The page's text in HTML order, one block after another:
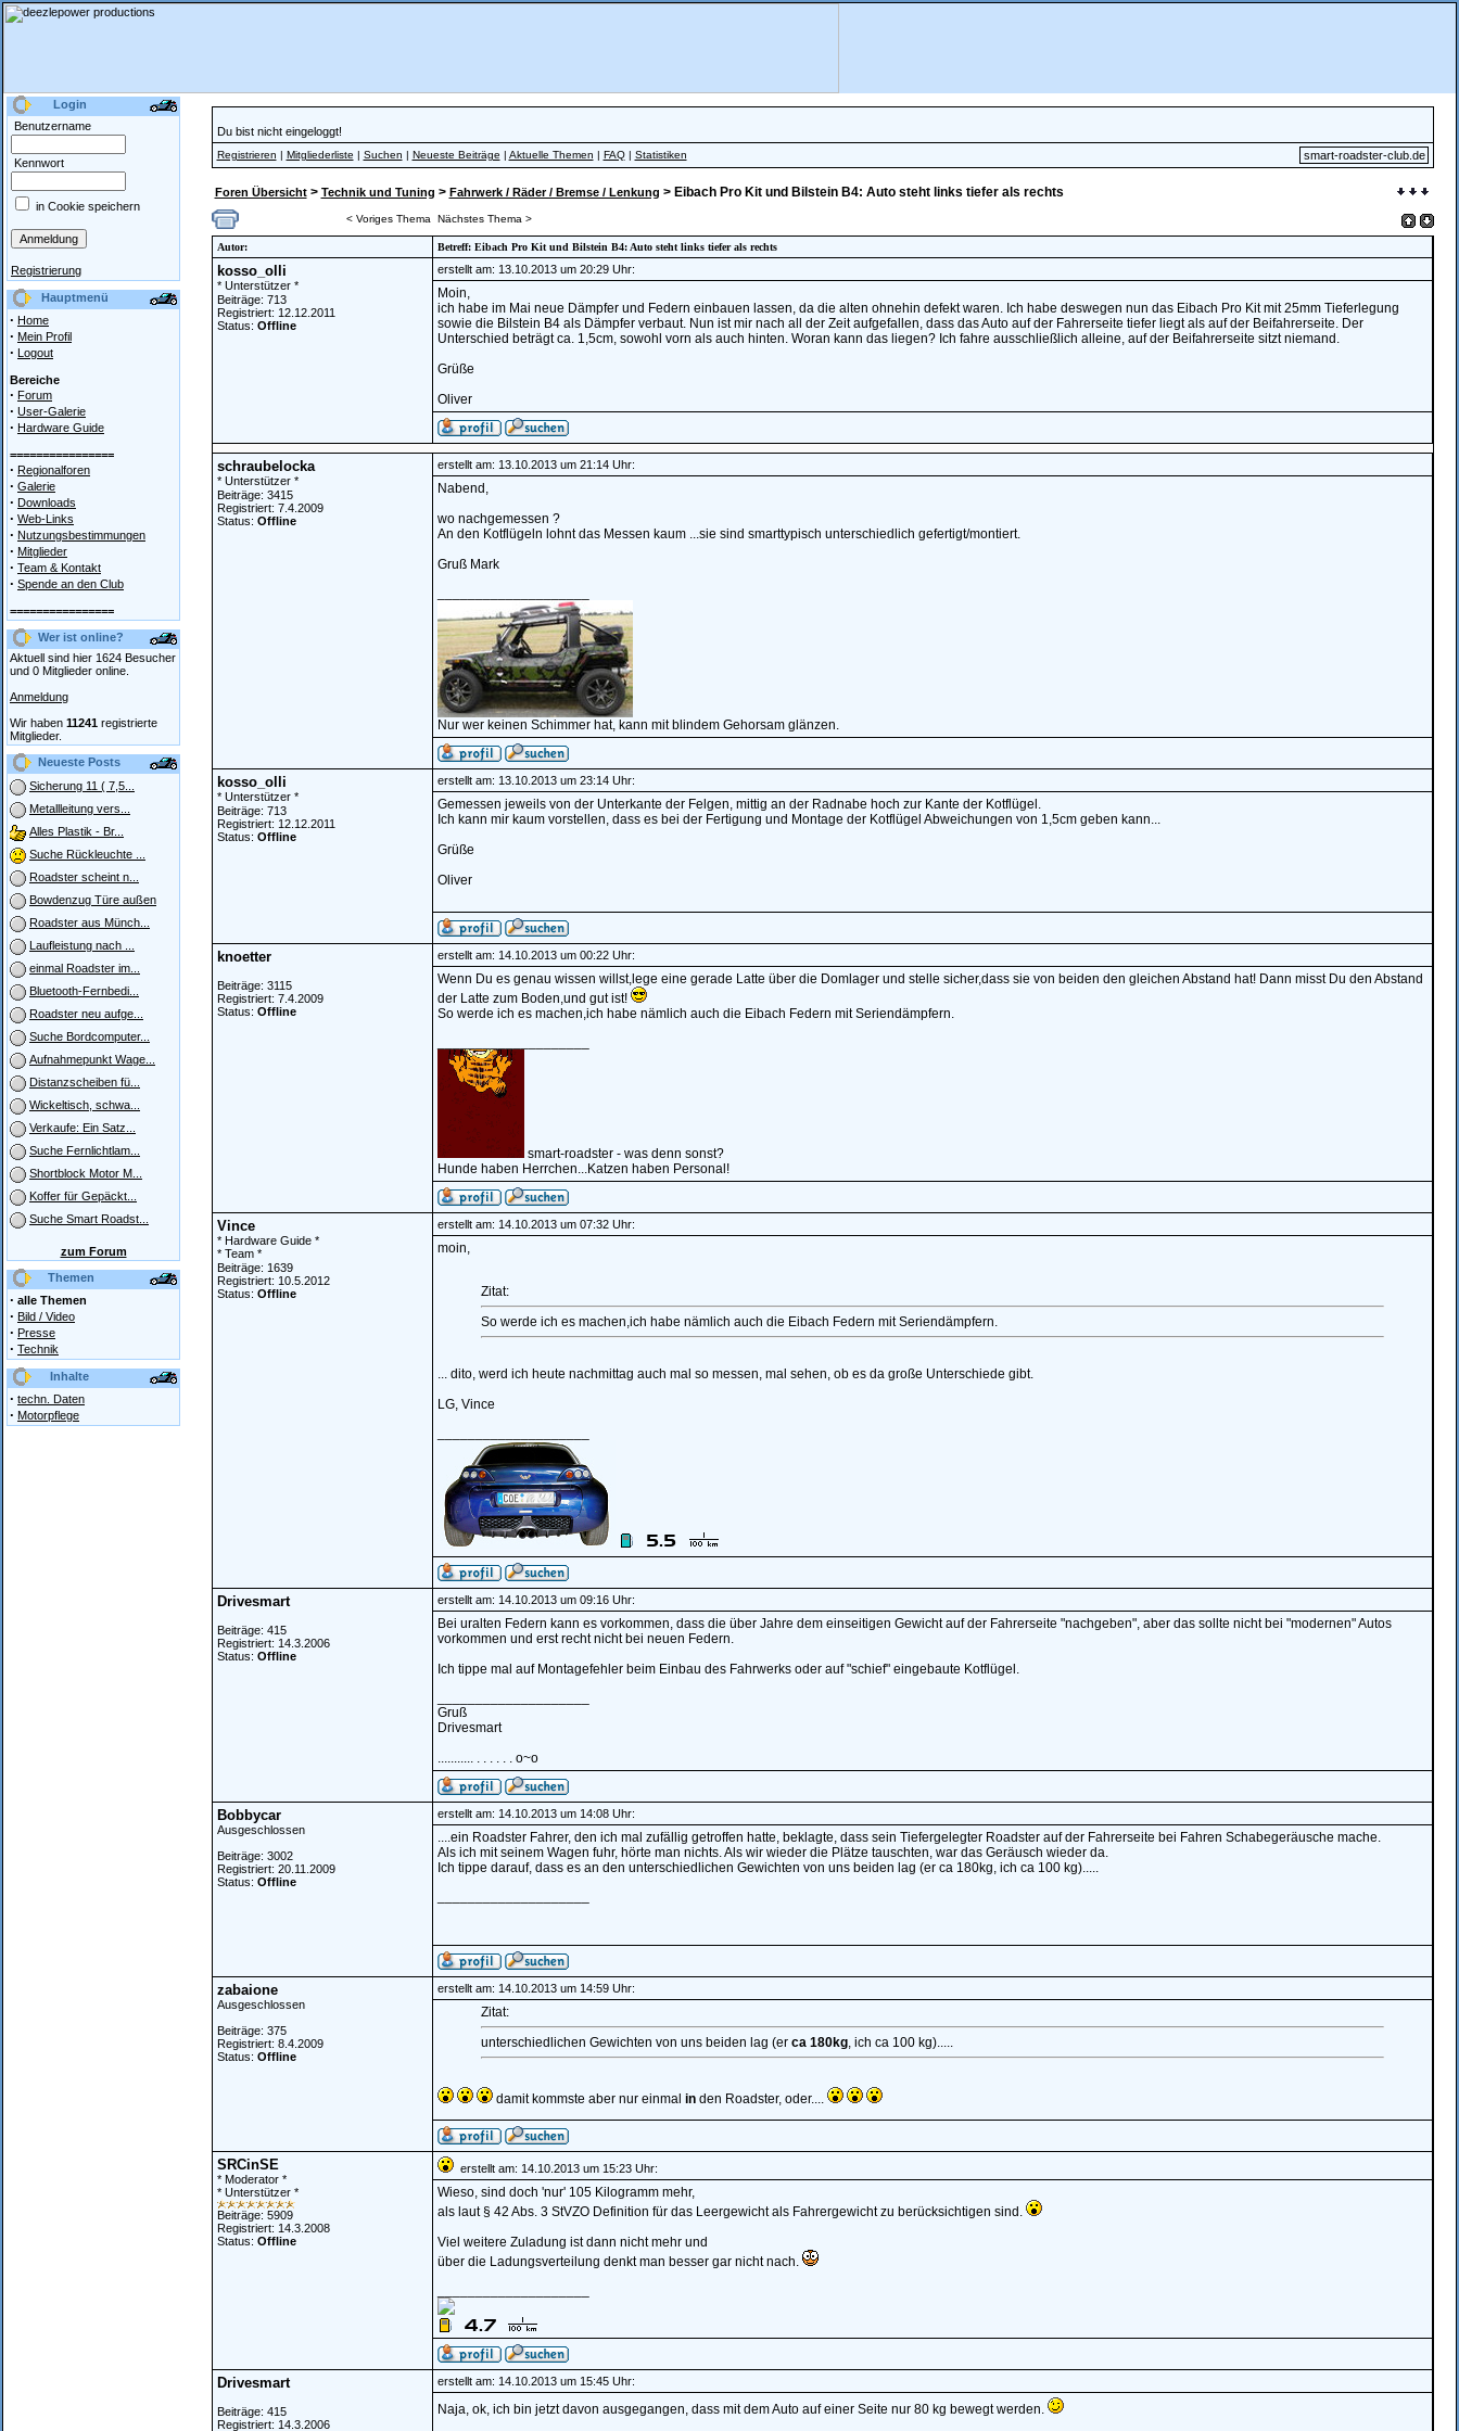
Login
Benutzername
Kennwort
in Cookie speichern
Registrierung
Hauptmenü
· Home
· Mein Profil
· Logout
Bereiche
· Forum
· User-Galerie
· Hardware Guide
================
· Regionalforen
· Galerie
· Downloads
· Web-Links
· Nutzungsbestimmungen
· Mitglieder
· Team & Kontakt
· Spende an den Club
================
Wer ist online?
Aktuell sind hier 1624 Besucher
und 0 Mitglieder online.
Anmeldung
Wir haben 11241 registrierte
Mitglieder.
Neueste Posts
Sicherung 11 ( 7,5...
Metallleitung vers...
Alles Plastik - Br...
Suche Rückleuchte ...
Roadster scheint n...
Bowdenzug Türe außen
Roadster aus Münch...
Laufleistung nach ...
einmal Roadster im...
Bluetooth-Fernbedi...
Roadster neu aufge...
Suche Bordcomputer...
Aufnahmepunkt Wage...
Distanzscheiben fü...
Wickeltisch, schwa...
Verkaufe: Ein Satz...
Suche Fernlichtlam...
Shortblock Motor M...
Koffer für Gepäckt...
Suche Smart Roadst...
zum Forum
Themen
· alle Themen
· Bild / Video
· Presse
· Technik
Inhalte
· techn. Daten
· Motorpflege
Du bist nicht eingeloggt!
Registrieren | Mitgliederliste | Suchen | Neueste Beiträge | Aktuelle Themen | FAQ| Statistiken smart-roadster-club.de
Foren Übersicht> Technik und Tuning > Fahrwerk / Räder / Bremse / Lenkung > Eibach Pro Kit und Bilstein B4: Auto steht links tiefer als rechts
< Voriges Thema Nächstes Thema >
Autor: Betreff: Eibach Pro Kit und Bilstein B4: Auto steht links tiefer als rechts
kosso_olli
* Unterstützer *
Beiträge: 713
Registriert: 12.12.2011
Status: Offline
erstellt am: 13.10.2013 um 20:29 Uhr:
Moin,
ich habe im Mai neue Dämpfer und Federn einbauen lassen, da die alten ohnehin defekt waren. Ich habe deswegen nun das Eibach Pro Kit mit 25mm Tieferlegung
sowie die Bilstein B4 als Dämpfer verbaut. Nun ist mir nach all der Zeit aufgefallen, dass das Auto auf der Fahrerseite tiefer liegt als auf der Beifahrerseite. Der
Unterschied beträgt ca. 1,5cm, sowohl vorn als auch hinten. Woran kann das liegen? Ich fahre ausschließlich alleine, auf der Beifahrerseite sitzt niemand.
Grüße
Oliver
schraubelocka
* Unterstützer *
Beiträge: 3415
Registriert: 7.4.2009
Status: Offline
erstellt am: 13.10.2013 um 21:14 Uhr:
Nabend,
wo nachgemessen ?
An den Kotflügeln lohnt das Messen kaum ...sie sind smarttypisch unterschiedlich gefertigt/montiert.
Gruß Mark
Nur wer keinen Schimmer hat, kann mit blindem Gehorsam glänzen.
kosso_olli
* Unterstützer *
Beiträge: 713
Registriert: 12.12.2011
Status: Offline
erstellt am: 13.10.2013 um 23:14 Uhr:
Gemessen jeweils von der Unterkante der Felgen, mittig an der Radnabe hoch zur Kante der Kotflügel.
Ich kann mir kaum vorstellen, dass es bei der Fertigung und Montage der Kotflügel Abweichungen von 1,5cm geben kann...
Grüße
Oliver
knoetter
Beiträge: 3115
Registriert: 7.4.2009
Status: Offline
erstellt am: 14.10.2013 um 00:22 Uhr:
Wenn Du es genau wissen willst,lege eine gerade Latte über die Domlager und stelle sicher,dass sie von beiden den gleichen Abstand hat! Dann misst Du den Abstand
der Latte zum Boden,und gut ist!
So werde ich es machen,ich habe nämlich auch die Eibach Federn mit Seriendämpfern.
smart-roadster - was denn sonst?
Hunde haben Herrchen...Katzen haben Personal!
Vince
* Hardware Guide *
* Team *
Beiträge: 1639
Registriert: 10.5.2012
Status: Offline
erstellt am: 14.10.2013 um 07:32 Uhr:
moin,
Zitat:
So werde ich es machen,ich habe nämlich auch die Eibach Federn mit Seriendämpfern.
... dito, werd ich heute nachmittag auch mal so messen, mal sehen, ob es da große Unterschiede gibt.
LG, Vince
Drivesmart
Beiträge: 415
Registriert: 14.3.2006
Status: Offline
erstellt am: 14.10.2013 um 09:16 Uhr:
Bei uralten Federn kann es vorkommen, dass die über Jahre dem einseitigen Gewicht auf der Fahrerseite "nachgeben", aber das sollte nicht bei "modernen" Autos
vorkommen und erst recht nicht bei neuen Federn.
Ich tippe mal auf Montagefehler beim Einbau des Fahrwerks oder auf "schief" eingebaute Kotflügel.
Gruß
Drivesmart
........... . . . . . . o~o
Bobbycar
Ausgeschlossen
Beiträge: 3002
Registriert: 20.11.2009
Status: Offline
erstellt am: 14.10.2013 um 14:08 Uhr:
....ein Roadster Fahrer, den ich mal zufällig getroffen hatte, beklagte, dass sein Tiefergelegter Roadster auf der Fahrerseite bei Fahren Schabegeräusche mache.
Als ich mit seinem Wagen fuhr, hörte man nichts. Als wir wieder die Plätze tauschten, war das Geräusch wieder da.
Ich tippe darauf, dass es an den unterschiedlichen Gewichten von uns beiden lag (er ca 180kg, ich ca 100 kg).....
zabaione
Ausgeschlossen
Beiträge: 375
Registriert: 8.4.2009
Status: Offline
erstellt am: 14.10.2013 um 14:59 Uhr:
Zitat:
unterschiedlichen Gewichten von uns beiden lag (er ca 180kg, ich ca 100 kg).....
damit kommste aber nur einmal inden Roadster, oder....
SRCinSE
* Moderator *
* Unterstützer *
Beiträge: 5909
Registriert: 14.3.2008
Status: Offline
erstellt am: 14.10.2013 um 15:23 Uhr:
Wieso, sind doch 'nur' 105 Kilogramm mehr,
als laut § 42 Abs. 3 StVZO Definition für das Leergewicht als Fahrergewicht zu berücksichtigen sind.
Viel weitere Zuladung ist dann nicht mehr und
über die Ladungsverteilung denkt man besser gar nicht nach.
Drivesmart
Beiträge: 415
Registriert: 14.3.2006
erstellt am: 14.10.2013 um 15:45 Uhr:
Naja, ok, ich bin jetzt davon ausgegangen, dass mit dem Auto auf einer Seite nur 80 kg bewegt werden.